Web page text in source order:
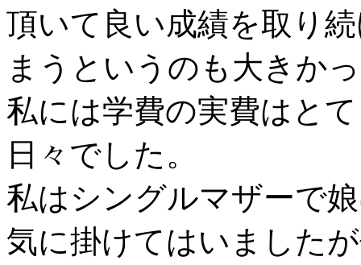
頂いて良い成績を取り
まうというのも大きか
私には学費の実費はと
日々でした。
私はシングルマザーで
気に掛けてはいました